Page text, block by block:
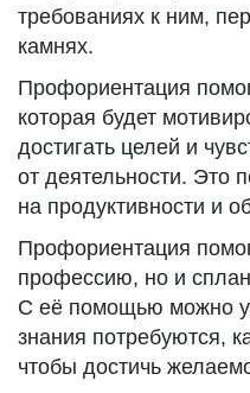
требованиях к ним,
камнях.
Профориентация
которая будет
достигать целей и
от деятельности. Это
на продуктивности и
Профориентация
профессию, но и
С её помощью можно
знания потребуются,
чтобы достичь